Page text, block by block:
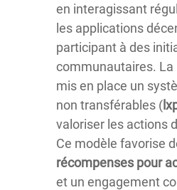
en interagissant
les applications
participant à des
communautaires.
mis en place un
non transférables (
valoriser les actions
Ce modèle favorise
récompenses pour
et un engagement